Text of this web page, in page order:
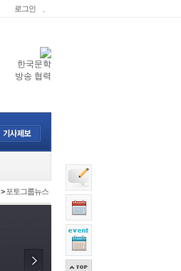
로그인
한국문학
방송 협력
>포토그룹뉴스